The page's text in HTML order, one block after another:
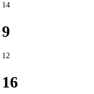
14
9
12
16